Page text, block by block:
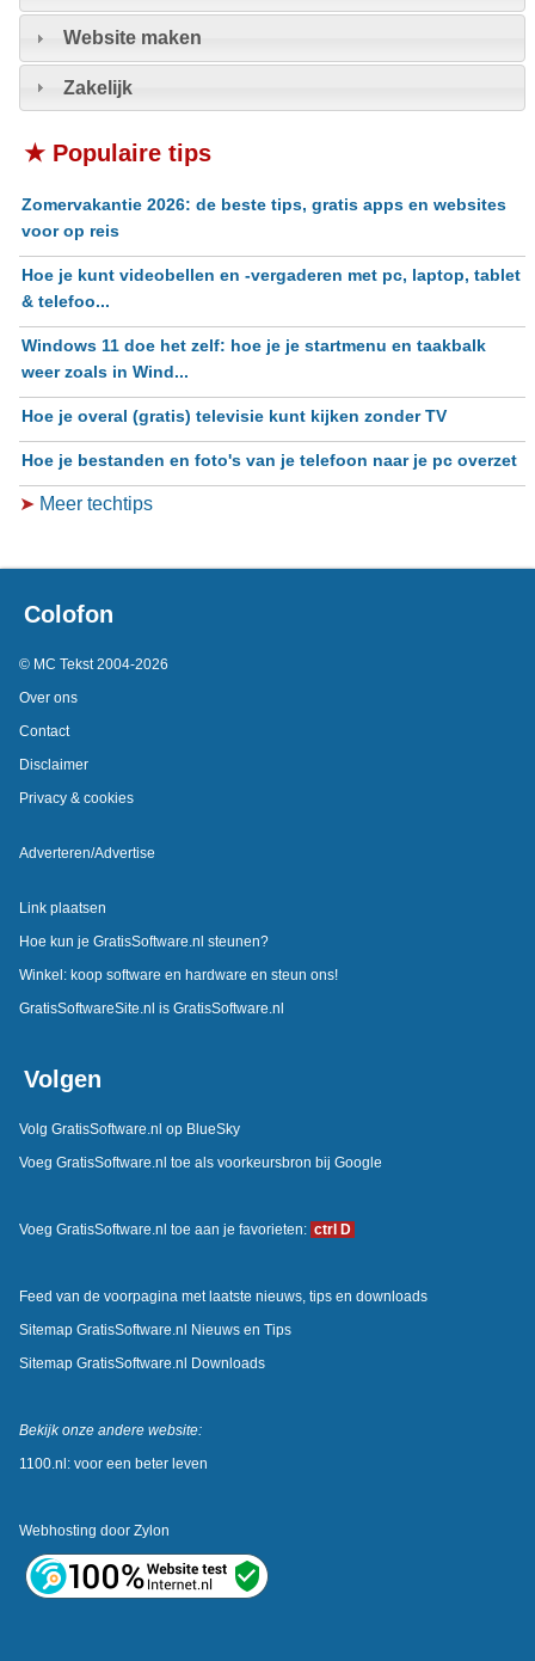
Website maken
Zakelijk
★ Populaire tips
Zomervakantie 2026: de beste tips, gratis apps en websites
voor op reis
Hoe je kunt videobellen en -vergaderen met pc, laptop, tablet
& telefoo...
Windows 11 doe het zelf: hoe je je startmenu en taakbalk
weer zoals in Wind...
Hoe je overal (gratis) televisie kunt kijken zonder TV
Hoe je bestanden en foto's van je telefoon naar je pc overzet
➤ Meer techtips
Colofon
© MC Tekst 2004-2026
Over ons
Contact
Disclaimer
Privacy & cookies
Adverteren/Advertise
Link plaatsen
Hoe kun je GratisSoftware.nl steunen?
Winkel: koop software en hardware en steun ons!
GratisSoftwareSite.nl is GratisSoftware.nl
Volgen
Volg GratisSoftware.nl op BlueSky
Voeg GratisSoftware.nl toe als voorkeursbron bij Google
Voeg GratisSoftware.nl toe aan je favorieten: ctrl D
Feed van de voorpagina met laatste nieuws, tips en downloads
Sitemap GratisSoftware.nl Nieuws en Tips
Sitemap GratisSoftware.nl Downloads
Bekijk onze andere website:
1100.nl: voor een beter leven
Webhosting door Zylon